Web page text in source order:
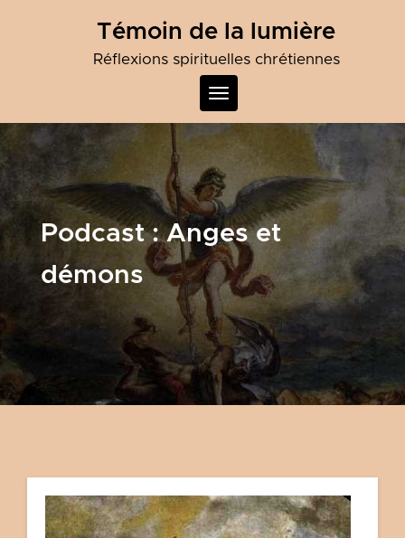
Témoin de la lumière
Réflexions spirituelles chrétiennes
Toggle
navigation
Podcast :Anges et
démons